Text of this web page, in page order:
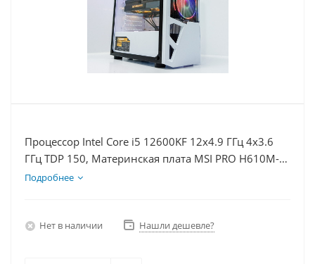
Процессор Intel Core i5 12600KF 12x4.9 ГГц 4x3.6
ГГц TDP 150, Материнская плата MSI PRO H610M-E,
Видеокарта RTX 4070TiS 16Гб, Память DDR4 8Gb,
Подробнее
Нет в наличии Нашли дешевле?